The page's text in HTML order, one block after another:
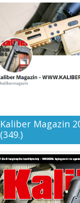
Kaliber Magazin
(349.)